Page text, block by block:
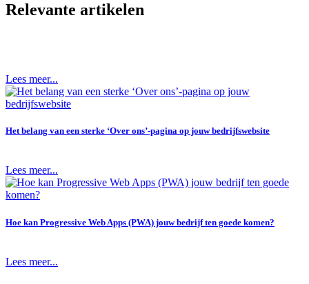
Relevante artikelen
Lees meer...
Het belang van een sterke ‘Over ons’-pagina op jouw bedrijfswebsite
Lees meer...
Hoe kan Progressive Web Apps (PWA) jouw bedrijf ten goede komen?
Lees meer...